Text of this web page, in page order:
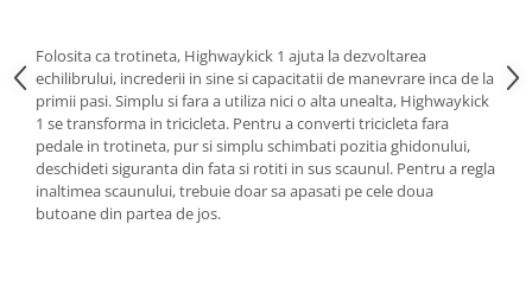
Folosita ca trotineta, Highwaykick 1 ajuta la dezvoltarea
echilibrului, increderii in sine si capacitatii de manevrare inca de la
primii pasi. Simplu si fara a utiliza nici o alta unealta, Highwaykick
1 se transforma in tricicleta. Pentru a converti tricicleta fara
pedale in trotineta, pur si simplu schimbati pozitia ghidonului,
deschideti siguranta din fata si rotiti in sus scaunul. Pentru a regla
inaltimea scaunului, trebuie doar sa apasati pe cele doua
butoane din partea de jos.